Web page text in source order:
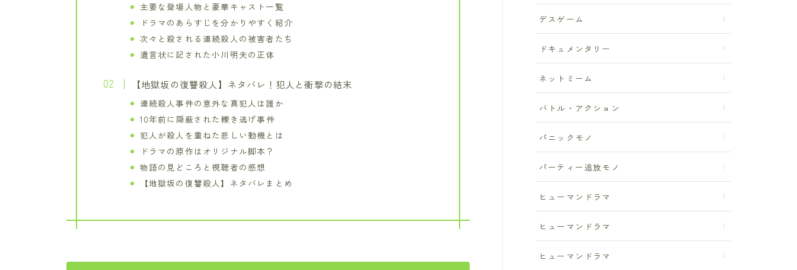
主要な登場人物と豪華キャスト一覧
ドラマのあらすじを分かりやすく紹介
次々と殺される連続殺人の被害者たち
遺言状に記された小川明夫の正体
【地獄坂の復讐殺人】ネタバレ！犯人と衝撃の結末
連続殺人事件の意外な真犯人は誰か
10年前に隠蔽された轢き逃げ事件
犯人が殺人を重ねた悲しい動機とは
ドラマの原作はオリジナル脚本？
物語の見どころと視聴者の感想
【地獄坂の復讐殺人】ネタバレまとめ
デスゲーム
ドキュメンタリー
ネットミーム
バトル・アクション
パニックモノ
パーティー追放モノ
ヒューマンドラマ
ヒューマンドラマ
ヒューマンドラマ